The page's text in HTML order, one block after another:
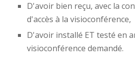
D'avoir bien reçu, avec la
d'accès à la visioconférence,
D'avoir installé ET testé en
visioconférence demandé.